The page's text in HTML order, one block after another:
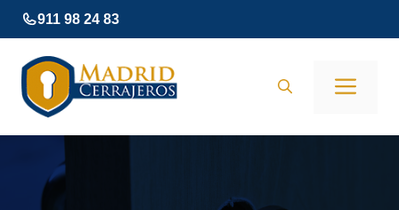
Saltar
al
contenido
911 98 24 83